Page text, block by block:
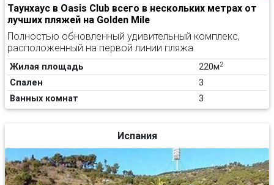
Таунхаус в Oasis Club всего в нескольких метрах от
лучших пляжей на Golden Mile
Полностью обновленный удивительный комплекс,
расположенный на первой линии пляжа
Жилая площадь 220м2
Спален
3
Ванных комнат
3
Испания